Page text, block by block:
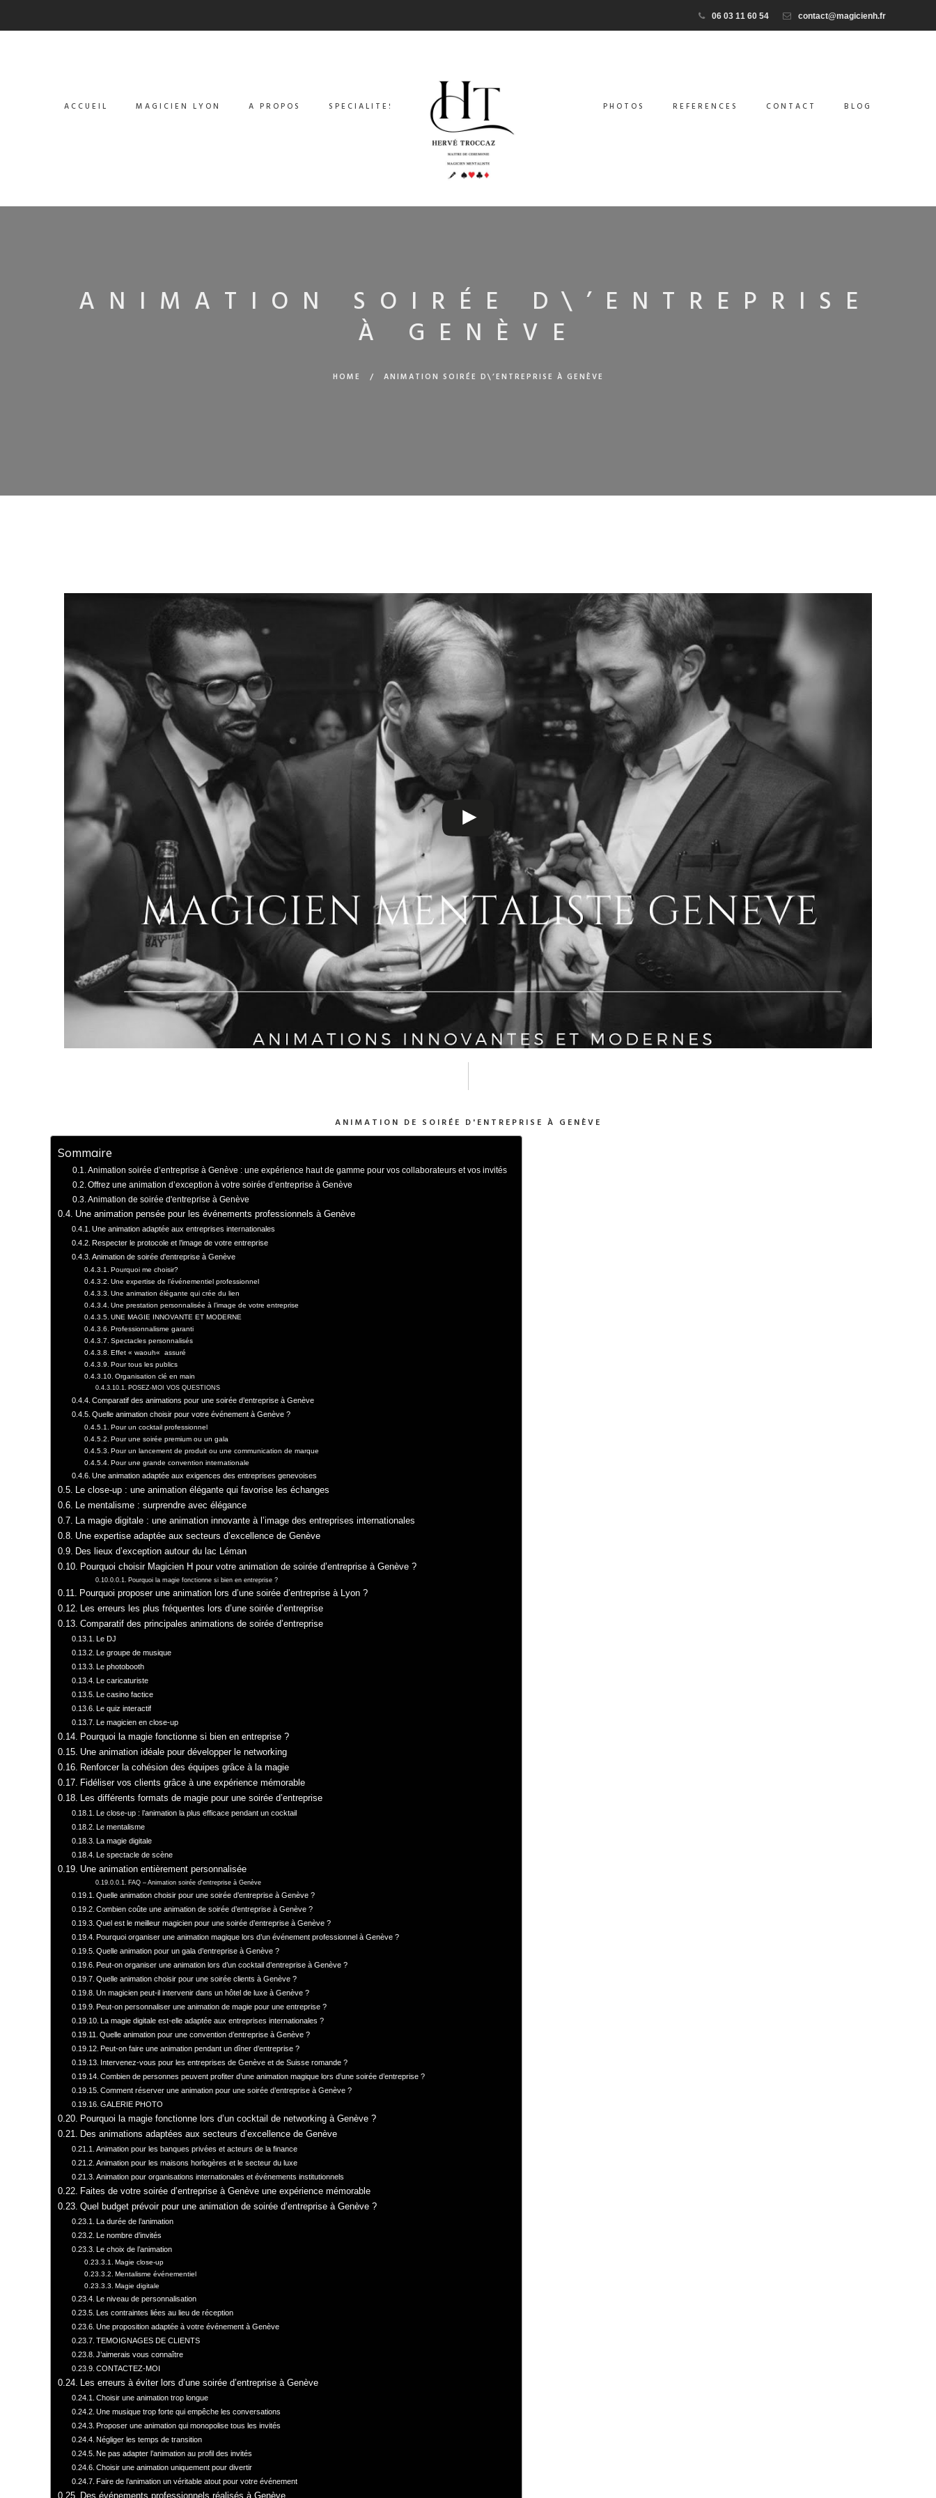
06 03 11 60 54 contact@magicienh.fr
ACCUEIL MAGICIEN LYON A PROPOS SPECIALITES PHOTOS REFERENCES CONTACT BLOG
ANIMATION SOIRÉE D\’ENTREPRISE
À GENÈVE
HOME / ANIMATION SOIRÉE D\’ENTREPRISE À GENÈVE
ANIMATION DE SOIRÉE D'ENTREPRISE À GENÈVE
Sommaire
Animation soirée d’entreprise à Genève : une expérience haut de gamme pour vos collaborateurs et vos invités
Offrez une animation d’exception à votre soirée d’entreprise à Genève
Animation de soirée d'entreprise à Genève
Une animation pensée pour les événements professionnels à Genève
Une animation adaptée aux entreprises internationales
Respecter le protocole et l’image de votre entreprise
Animation de soirée d'entreprise à Genève
Pourquoi me choisir?
Une expertise de l’événementiel professionnel
Une animation élégante qui crée du lien
Une prestation personnalisée à l’image de votre entreprise
UNE MAGIE INNOVANTE ET MODERNE
Professionnalisme garanti
Spectacles personnalisés
Effet « waouh« assuré
Pour tous les publics
Organisation clé en main
POSEZ-MOI VOS QUESTIONS
Comparatif des animations pour une soirée d’entreprise à Genève
Quelle animation choisir pour votre événement à Genève ?
Pour un cocktail professionnel
Pour une soirée premium ou un gala
Pour un lancement de produit ou une communication de marque
Pour une grande convention internationale
Une animation adaptée aux exigences des entreprises genevoises
Le close-up : une animation élégante qui favorise les échanges
Le mentalisme : surprendre avec élégance
La magie digitale : une animation innovante à l’image des entreprises internationales
Une expertise adaptée aux secteurs d’excellence de Genève
Des lieux d’exception autour du lac Léman
Pourquoi choisir Magicien H pour votre animation de soirée d’entreprise à Genève ?
Pourquoi la magie fonctionne si bien en entreprise ?
Pourquoi proposer une animation lors d’une soirée d’entreprise à Lyon ?
Les erreurs les plus fréquentes lors d’une soirée d’entreprise
Comparatif des principales animations de soirée d’entreprise
Le DJ
Le groupe de musique
Le photobooth
Le caricaturiste
Le casino factice
Le quiz interactif
Le magicien en close-up
Pourquoi la magie fonctionne si bien en entreprise ?
Une animation idéale pour développer le networking
Renforcer la cohésion des équipes grâce à la magie
Fidéliser vos clients grâce à une expérience mémorable
Les différents formats de magie pour une soirée d’entreprise
Le close-up : l’animation la plus efficace pendant un cocktail
Le mentalisme
La magie digitale
Le spectacle de scène
Une animation entièrement personnalisée
FAQ – Animation soirée d'entreprise à Genève
Quelle animation choisir pour une soirée d’entreprise à Genève ?
Combien coûte une animation de soirée d’entreprise à Genève ?
Quel est le meilleur magicien pour une soirée d’entreprise à Genève ?
Pourquoi organiser une animation magique lors d’un événement professionnel à Genève ?
Quelle animation pour un gala d’entreprise à Genève ?
Peut-on organiser une animation lors d’un cocktail d’entreprise à Genève ?
Quelle animation choisir pour une soirée clients à Genève ?
Un magicien peut-il intervenir dans un hôtel de luxe à Genève ?
Peut-on personnaliser une animation de magie pour une entreprise ?
La magie digitale est-elle adaptée aux entreprises internationales ?
Quelle animation pour une convention d’entreprise à Genève ?
Peut-on faire une animation pendant un dîner d’entreprise ?
Intervenez-vous pour les entreprises de Genève et de Suisse romande ?
Combien de personnes peuvent profiter d’une animation magique lors d’une soirée d’entreprise ?
Comment réserver une animation pour une soirée d’entreprise à Genève ?
GALERIE PHOTO
Pourquoi la magie fonctionne lors d’un cocktail de networking à Genève ?
Des animations adaptées aux secteurs d’excellence de Genève
Animation pour les banques privées et acteurs de la finance
Animation pour les maisons horlogères et le secteur du luxe
Animation pour organisations internationales et événements institutionnels
Faites de votre soirée d’entreprise à Genève une expérience mémorable
Quel budget prévoir pour une animation de soirée d’entreprise à Genève ?
La durée de l’animation
Le nombre d’invités
Le choix de l’animation
Magie close-up
Mentalisme événementiel
Magie digitale
Le niveau de personnalisation
Les contraintes liées au lieu de réception
Une proposition adaptée à votre événement à Genève
TEMOIGNAGES DE CLIENTS
J’aimerais vous connaître
CONTACTEZ-MOI
Les erreurs à éviter lors d’une soirée d’entreprise à Genève
Choisir une animation trop longue
Une musique trop forte qui empêche les conversations
Proposer une animation qui monopolise tous les invités
Négliger les temps de transition
Ne pas adapter l’animation au profil des invités
Choisir une animation uniquement pour divertir
Faire de l’animation un véritable atout pour votre événement
Des événements professionnels réalisés à Genève